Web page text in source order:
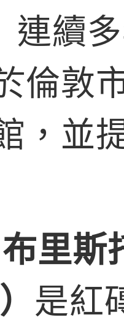
連續
倫敦
，並
布里斯
） 是紅